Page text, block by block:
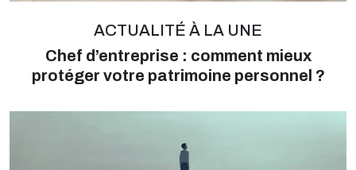
ACTUALITÉ À LA UNE
Chef d’entreprise : comment mieux
protéger votre patrimoine personnel ?